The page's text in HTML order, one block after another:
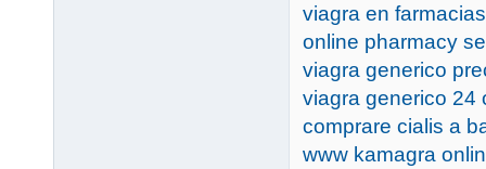
viagra en
online pharmacy
viagra generico
viagra generico 24
comprare cialis a
www kamagra